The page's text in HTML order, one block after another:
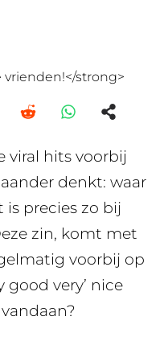
strong>
viral hits voorbij
denkt: waar
precies zo bij
zin, komt met
voorbij op
good very’ nice